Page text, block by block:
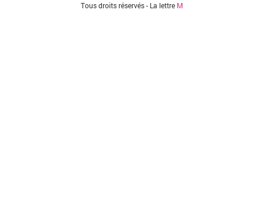
Tous droits réservés - La lettre M